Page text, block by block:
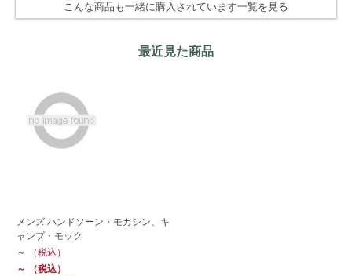
こんな商品も一緒に購入されています一覧を見る
最近見た商品
メンズ ハンドソーン・モカシン、キ
ャンプ・モック
～
（税込）
～
（税込）